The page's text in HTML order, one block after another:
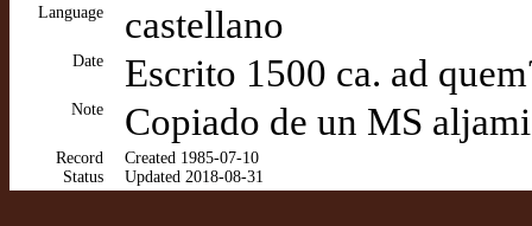
Language castellano
Date Escrito 1500 ca. ad
Note Copiado de un MS
Record
Status
Created 1985-07-10
Updated 2018-08-31